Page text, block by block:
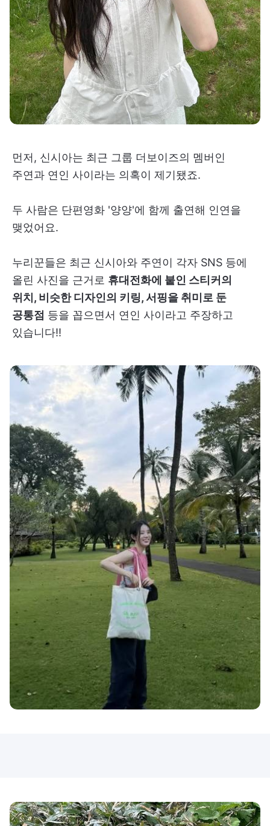
먼저, 신시아는 최근 그룹 더보이즈의 멤버인
주연과 연인 사이라는 의혹이 제기됐죠.
두 사람은 단편영화 '양양'에 함께 출연해 인연을
맺었어요.
누리꾼들은 최근 신시아와 주연이 각자 SNS 등에
올린 사진을 근거로 휴대전화에 붙인 스티커의
위치, 비슷한 디자인의 키링, 서핑을 취미로 둔
공통점 등을 꼽으면서 연인 사이라고 주장하고
있습니다!!